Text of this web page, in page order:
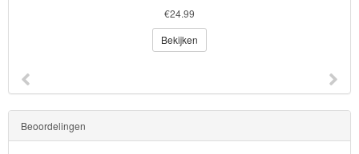
€24.99
Bekijken
Beoordelingen